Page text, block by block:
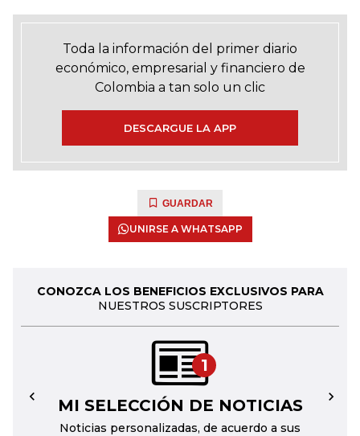
Toda la información del primer diario
económico, empresarial y financiero de
Colombia a tan solo un clic
DESCARGUE LA APP
GUARDAR
UNIRSE A WHATSAPP
CONOZCA LOS BENEFICIOS EXCLUSIVOS PARA
NUESTROS SUSCRIPTORES
1
MI SELECCIÓN DE NOTICIAS
Noticias personalizadas, de acuerdo a sus
← →